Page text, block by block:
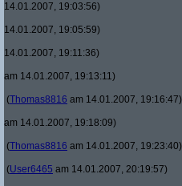
14.01.2007, 19:03:56)
14.01.2007, 19:05:59)
14.01.2007, 19:11:36)
am 14.01.2007, 19:13:11)
(Thomas8816 am 14.01.2007, 19:16:47)
am 14.01.2007, 19:18:09)
(Thomas8816 am 14.01.2007, 19:23:40)
(User6465 am 14.01.2007, 20:19:57)